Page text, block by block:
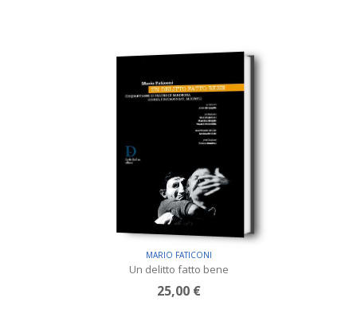
MARIO FATICONI
Un delitto fatto bene
25,00 €